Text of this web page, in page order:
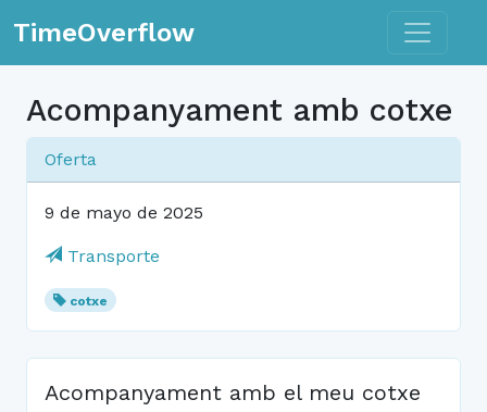
TimeOverflow Toggle
Acompanyament amb cotxe
Oferta
9 de mayo de 2025
Transporte
cotxe
Acompanyament amb el meu cotxe